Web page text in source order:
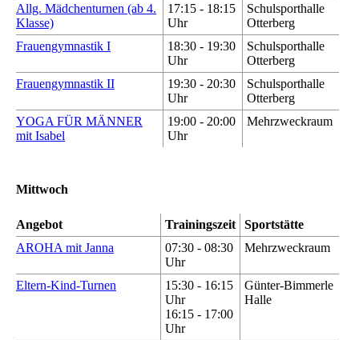
Allg. Mädchenturnen (ab 4.
Klasse)
17:15 - 18:15
Uhr
Schulsporthalle
Otterberg
Frauengymnastik I
18:30 - 19:30
Uhr
Schulsporthalle
Otterberg
Frauengymnastik II
19:30 - 20:30
Uhr
Schulsporthalle
Otterberg
YOGA FÜR MÄNNER
mit Isabel
19:00 - 20:00
Uhr
Mehrzweckraum
Mittwoch
Angebot Trainingszeit
Sportstätte
AROHA mit Janna
07:30 - 08:30
Uhr
Mehrzweckraum
Eltern-Kind-Turnen
15:30 - 16:15
Uhr
16:15 - 17:00
Uhr
Günter-Bimmerle
Halle